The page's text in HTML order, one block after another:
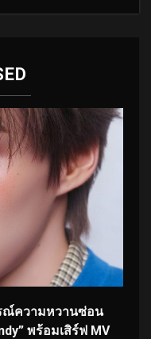
รณ์ความหวานซ่อน
พร้อมเสิร์ฟ MV